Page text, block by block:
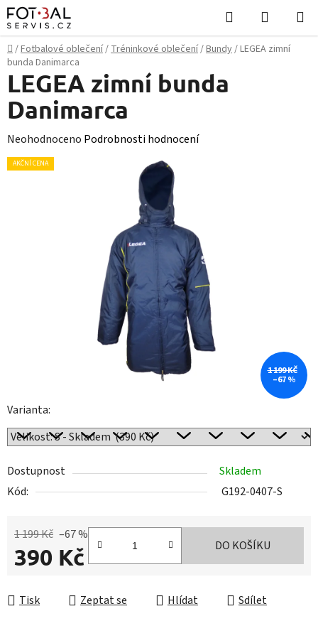
Přejít
na
obsah
Hledat
KOŠÍK
Domů
/Fotbalové oblečení/Tréninkové oblečení/Bundy/LEGEA zimní
bunda Danimarca
Varianta:
Dostupnost
Skladem
Kód:
G192-0407-S
1 199 Kč –67 %
390 Kč DO KOŠÍKU
Tisk Zeptat se Hlídat Sdílet
LEGEA zimní bunda
Danimarca
Průměrné
hodnocení
Neohodnoceno Podrobnosti hodnocení
AKČNÍ CENA
1 199 KČ
–67 %